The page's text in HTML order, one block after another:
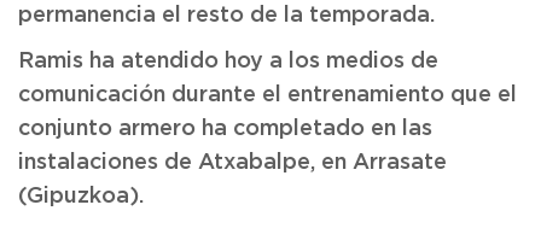
permanencia el resto de la temporada.
Ramis ha atendido hoy a los medios de
comunicación durante el entrenamiento que el
conjunto armero ha completado en las
instalaciones de Atxabalpe, en Arrasate
(Gipuzkoa).